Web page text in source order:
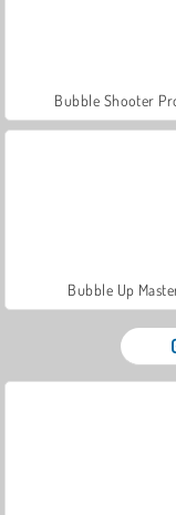
Bubble Shooter
Bubble Up